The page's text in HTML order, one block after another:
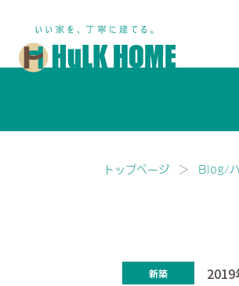
トップページ Blog/
新築 2019